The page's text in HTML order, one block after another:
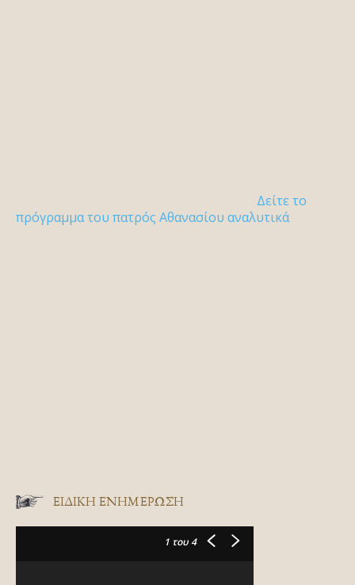
Δείτε το
πρόγραμμα του πατρός Αθανασίου αναλυτικά
ΕΙΔΙΚΉ ΕΝΗΜΈΡΩΣΗ
1 του 4